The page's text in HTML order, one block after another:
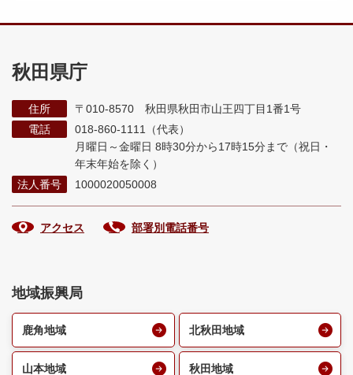
秋田県庁
住所
〒010-8570 秋田県秋田市山王四丁目1番1号
電話
018-860-1111（代表）
月曜日～金曜日 8時30分から17時15分まで （祝日・
年末年始を除く）
法人番号
1000020050008
アクセス 部署別電話番号
地域振興局
鹿角地域 北秋田地域
山本地域 秋田地域